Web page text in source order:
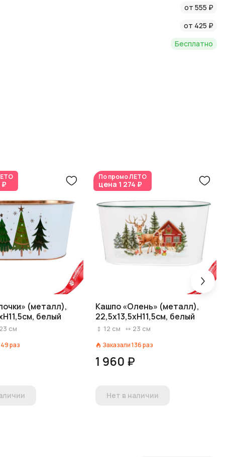
от 555 ₽
от 425 ₽
Бесплатно
₽
(металл),
белый
23 см
раз
По промоЛЕТО
цена 1 274 ₽
Кашпо «Олень» (металл),
22,5х13,5хH11,5см, белый
12 см 23 см
Заказали136раз
1 960 ₽
Нет в наличии